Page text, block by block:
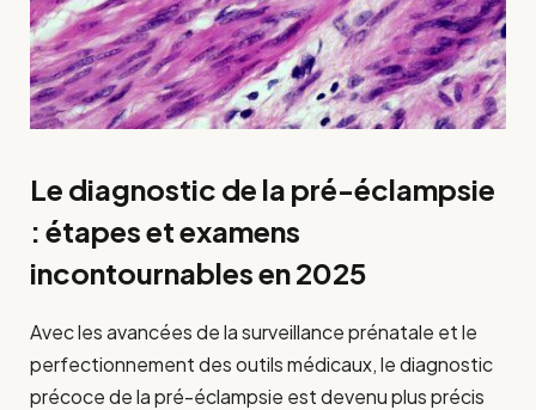
Le diagnostic de la pré-éclampsie
: étapes et examens
incontournables en 2025
Avec les avancées de la surveillance prénatale et le
perfectionnement des outils médicaux, le diagnostic
précoce de la pré-éclampsie est devenu plus précis